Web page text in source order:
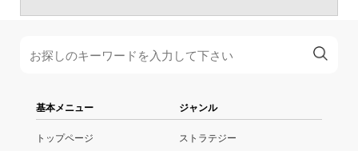
基本メニュー
トップページ
ジャンル
ストラテジー